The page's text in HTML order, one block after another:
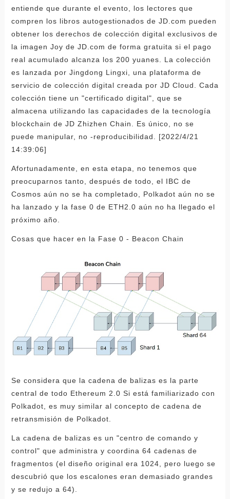
entiende que durante el evento, los lectores que
compren los libros autogestionados de JD.com pueden
obtener los derechos de colección digital exclusivos de
la imagen Joy de JD.com de forma gratuita si el pago
real acumulado alcanza los 200 yuanes. La colección
es lanzada por Jingdong Lingxi, una plataforma de
servicio de colección digital creada por JD Cloud. Cada
colección tiene un "certificado digital", que se
almacena utilizando las capacidades de la tecnología
blockchain de JD Zhizhen Chain. Es único, no se
puede manipular, no -reproducibilidad. [2022/4/21
14:39:06]
Afortunadamente, en esta etapa, no tenemos que
preocuparnos tanto, después de todo, el IBC de
Cosmos aún no se ha completado, Polkadot aún no se
ha lanzado y la fase 0 de ETH2.0 aún no ha llegado el
próximo año.
Cosas que hacer en la Fase 0 - Beacon Chain
Se considera que la cadena de balizas es la parte
central de todo Ethereum 2.0 Si está familiarizado con
Polkadot, es muy similar al concepto de cadena de
retransmisión de Polkadot.
La cadena de balizas es un "centro de comando y
control" que administra y coordina 64 cadenas de
fragmentos (el diseño original era 1024, pero luego se
descubrió que los escalones eran demasiado grandes
y se redujo a 64).